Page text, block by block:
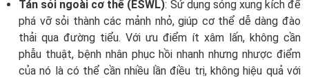
Tán sỏi ngoài cơ thể (ESWL): Sử dụng sóng xung kích để
phá vỡ sỏi thành các mảnh nhỏ, giúp cơ thể dễ dàng đào
thải qua đường tiểu. Với ưu điểm ít xâm lấn, không cần
phẫu thuật, bệnh nhân phục hồi nhanh nhưng nhược điểm
của nó là có thể cần nhiều lần điều trị, không hiệu quả với